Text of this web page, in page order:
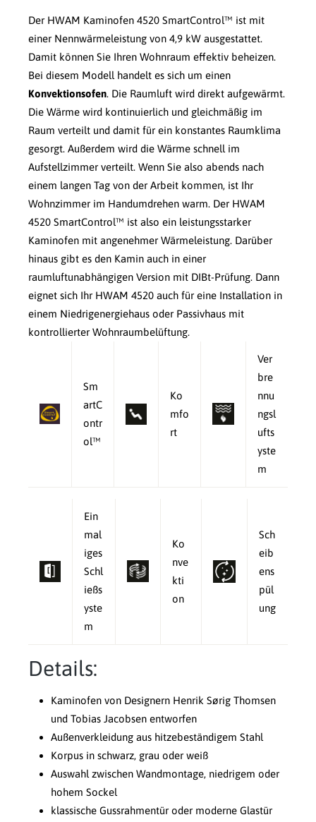
Der HWAM Kaminofen 4520 SmartControl™ ist mit
einer Nennwärmeleistung von 4,9 kW ausgestattet.
Damit können Sie Ihren Wohnraum effektiv beheizen.
Bei diesem Modell handelt es sich um einen
Konvektionsofen. Die Raumluft wird direkt aufgewärmt.
Die Wärme wird kontinuierlich und gleichmäßig im
Raum verteilt und damit für ein konstantes Raumklima
gesorgt. Außerdem wird die Wärme schnell im
Aufstellzimmer verteilt. Wenn Sie also abends nach
einem langen Tag von der Arbeit kommen, ist Ihr
Wohnzimmer im Handumdrehen warm. Der HWAM
4520 SmartControl™ ist also ein leistungsstarker
Kaminofen mit angenehmer Wärmeleistung. Darüber
hinaus gibt es den Kamin auch in einer
raumluftunabhängigen Version mit DIBt-Prüfung. Dann
eignet sich Ihr HWAM 4520 auch für eine Installation in
einem Niedrigenergiehaus oder Passivhaus mit
kontrollierter Wohnraumbelüftung.
Sm
artC
ontr
ol™
Ko
mfo
rt
Ver
bre
nnu
ngsl
ufts
yste
m
Ein
mal
iges
Schl
ießs
yste
m
Ko
nve
kti
on
Sch
eib
ens
pül
ung
Details:
Kaminofen von Designern Henrik Sørig Thomsen
und Tobias Jacobsen entworfen
Außenverkleidung aus hitzebeständigem Stahl
Korpus in schwarz, grau oder weiß
Auswahl zwischen Wandmontage, niedrigem oder
hohem Sockel
klassische Gussrahmentür oder moderne Glastür